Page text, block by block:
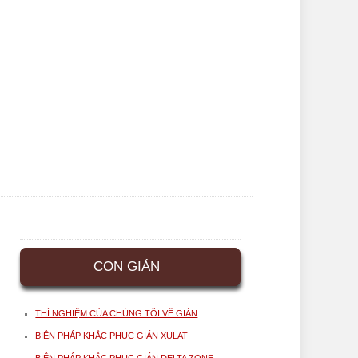
CON GIÁN
THÍ NGHIỆM CỦA CHÚNG TÔI VỀ GIÁN
BIỆN PHÁP KHẮC PHỤC GIÁN XULAT